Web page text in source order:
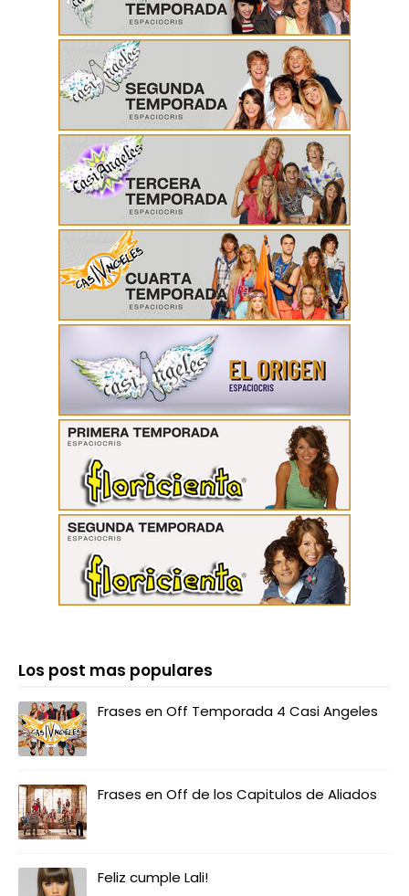
Los post mas populares
Frases en Off Temporada 4 Casi Angeles
Frases en Off de los Capitulos de Aliados
Feliz cumple Lali!